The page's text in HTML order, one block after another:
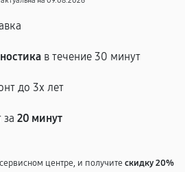
в течение 30 минут
до 3х лет
20 минут
центре, и получитескидку 20%